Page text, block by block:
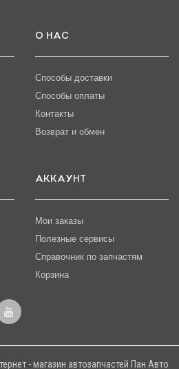
О НАС
Способы доставки
Способы оплаты
Контакты
Возврат и обмен
АККАУНТ
Мои заказы
Полезные сервисы
Справочник по запчастям
Корзина
- магазин автозапчастей Пан Авто